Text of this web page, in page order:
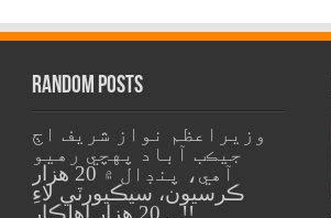
Random Posts
وزيراعظم نواز شريف اڄ
جيڪب آباد پهچي رهيو
آهي، پنڊال ۾ 20 هزار
ڪرسيون، سيڪيورٽي لاءِ
20 هزار اهلڪار…!!